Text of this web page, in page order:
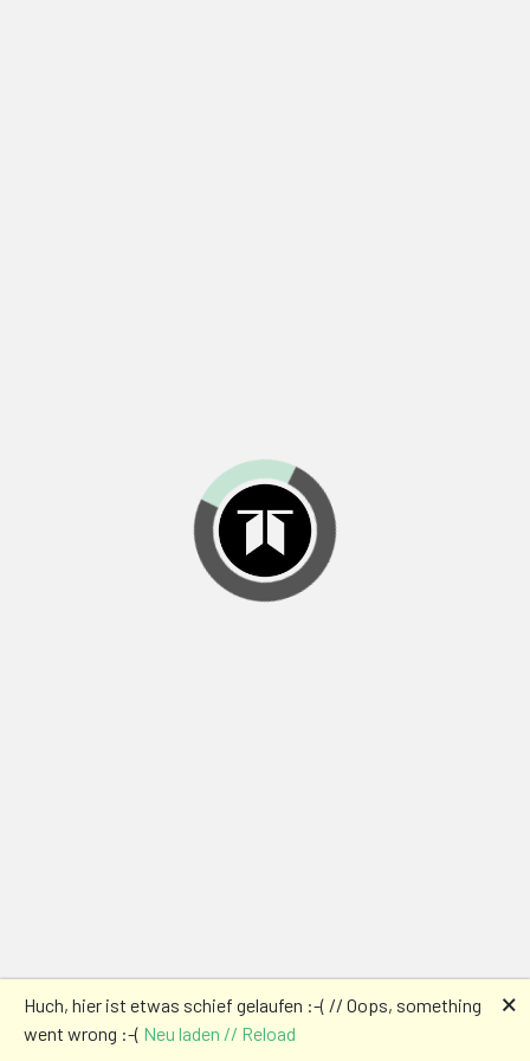
Huch, hier ist etwas schief gelaufen :-( // Oops, something
went wrong :-( Neu laden // Reload
🗙